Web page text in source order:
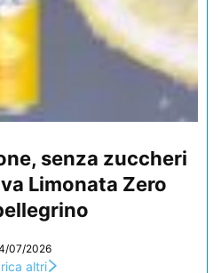
senza zuccheri
Limonata Zero
07/2026
altri